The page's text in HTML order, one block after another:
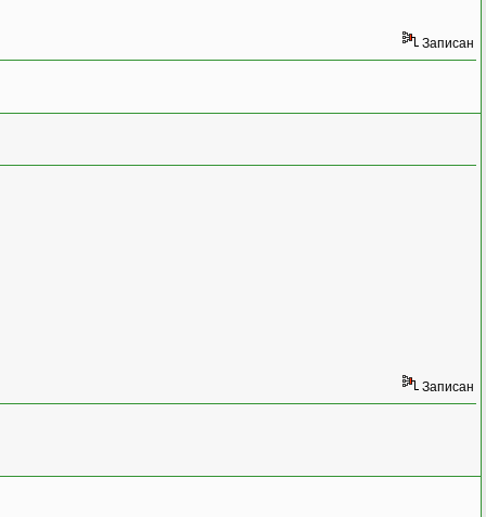
Записан
Записан